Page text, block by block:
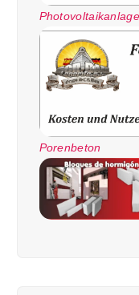
Photovoltaikanlage
Porenbeton